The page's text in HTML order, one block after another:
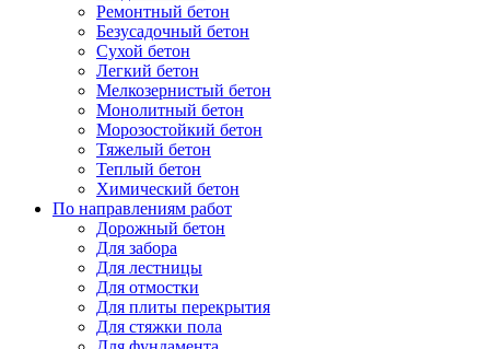
Ремонтный бетон
Безусадочный бетон
Сухой бетон
Легкий бетон
Мелкозернистый бетон
Монолитный бетон
Морозостойкий бетон
Тяжелый бетон
Теплый бетон
Химический бетон
По направлениям работ
Дорожный бетон
Для забора
Для лестницы
Для отмостки
Для плиты перекрытия
Для стяжки пола